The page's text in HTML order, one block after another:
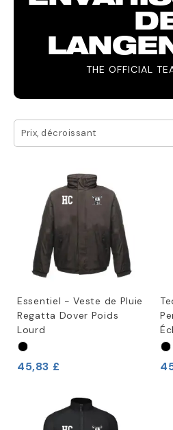
THE OFFICIAL
Prix, décroissant
Essentiel - Veste de Pluie
Regatta Dover Poids
Lourd
45,83 £